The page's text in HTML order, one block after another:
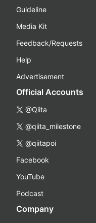
Guideline
Media Kit
Feedback/Requests
Help
Advertisement
Official Accounts
@Qiita
@qiita_milestone
@qiitapoi
Facebook
YouTube
Podcast
Company